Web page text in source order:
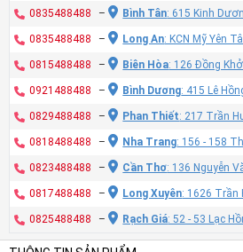
0835488488 – Bình Tân: 615 Kinh
0835488488 – Long An: KCN Mỹ Yên
0815488488 – Biên Hòa: 126 Đồng
0921488488 – Bình Dương: 415 Lê
0829488488 – Phan Thiết: 217 Trần
0818488488 – Nha Trang: 156 - 158
0823488488 – Cần Thơ: 136 Nguyễn
0817488488 – Long Xuyên: 1626 Trần
0825488488 – Rạch Giá: 52 - 53 Lạc